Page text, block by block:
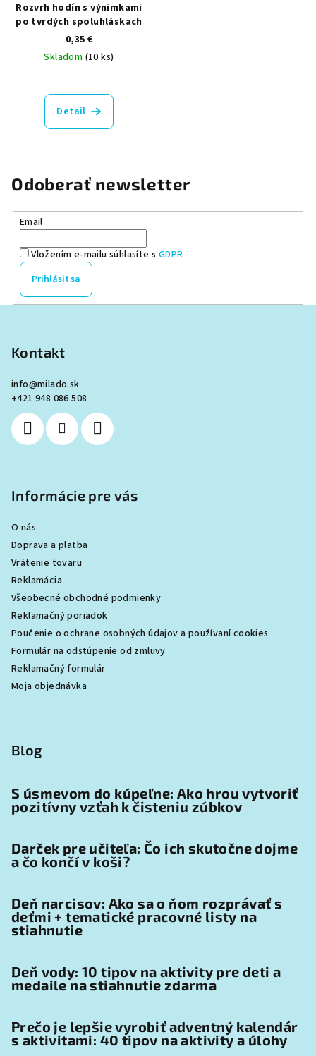
Rozvrh hodín s výnimkami
po tvrdých spoluhláskach
0,35 €
Skladom (10 ks)
Detail
Odoberať newsletter
Email
Vložením e-mailu súhlasíte s GDPR
Prihlásiť sa
Kontakt
info@milado.sk
+421 948 086 508
Informácie pre vás
O nás
Doprava a platba
Vrátenie tovaru
Reklamácia
Všeobecné obchodné podmienky
Reklamačný poriadok
Poučenie o ochrane osobných údajov a používaní cookies
Formulár na odstúpenie od zmluvy
Reklamačný formulár
Moja objednávka
Blog
S úsmevom do kúpeľne: Ako hrou vytvoriť
pozitívny vzťah k čisteniu zúbkov
Darček pre učiteľa: Čo ich skutočne dojme
a čo končí v koši?
Deň narcisov: Ako sa o ňom rozprávať s
deťmi + tematické pracovné listy na
stiahnutie
Deň vody: 10 tipov na aktivity pre deti a
medaile na stiahnutie zdarma
Prečo je lepšie vyrobiť adventný kalendár
s aktivitami: 40 tipov na aktivity a úlohy